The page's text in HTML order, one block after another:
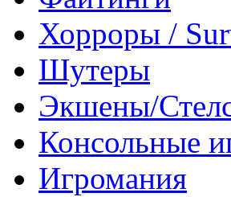
Хорроры /
Шутеры
Экшены/
Консольные
Игромания